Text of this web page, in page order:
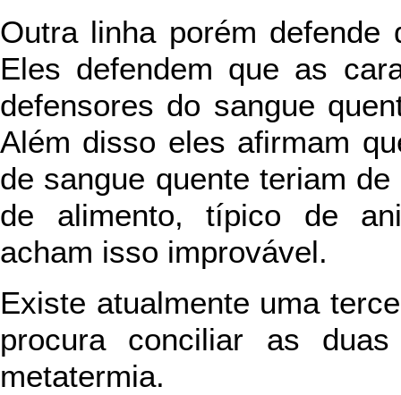
Outra linha porém defende
Eles defendem que as
defensores do sangue
Além disso eles afirmam
de sangue quente teriam
de alimento, típico de
acham isso improvável.
Existe atualmente uma
procura conciliar as
metatermia.